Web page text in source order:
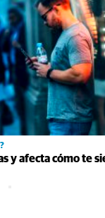
y afecta cómo te